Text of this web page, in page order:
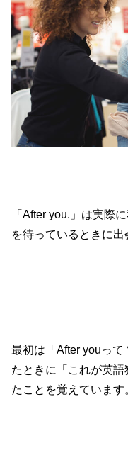
「After you.」は実際
を待っているときに出
最初は「After youっ
たときに「これが英
たことを覚えています